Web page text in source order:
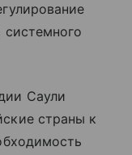
системного
Саули
страны к